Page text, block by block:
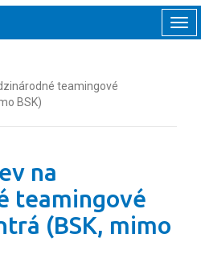
teamingové
BSK)
na
teamingové
(BSK, mimo